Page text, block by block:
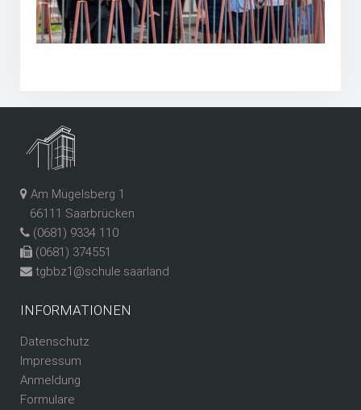
Am Mügelsberg 1
66111 Saarbrücken
(0681) 9334 110
(0681) 374551
tgbbz1@schule.saarland
INFORMATIONEN
Datenschutz
Impressum
Anmeldung
Formulare